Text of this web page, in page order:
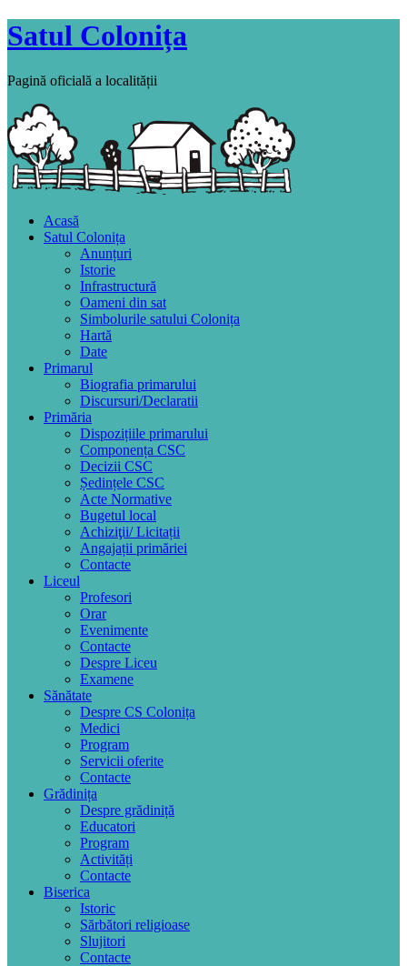
Satul Colonița
Pagină oficială a localității
Acasă
Satul Colonița
Anunțuri
Istorie
Infrastructură
Oameni din sat
Simbolurile satului Colonița
Hartă
Date
Primarul
Biografia primarului
Discursuri/Declaratii
Primăria
Dispozițiile primarului
Componența CSC
Decizii CSC
Ședințele CSC
Acte Normative
Bugetul local
Achiziţii/ Licitații
Angajații primăriei
Contacte
Liceul
Profesori
Orar
Evenimente
Contacte
Despre Liceu
Examene
Sănătate
Despre CS Colonița
Medici
Program
Servicii oferite
Contacte
Grădinița
Despre grădiniță
Educatori
Program
Activități
Contacte
Biserica
Istoric
Sărbători religioase
Slujitori
Contacte